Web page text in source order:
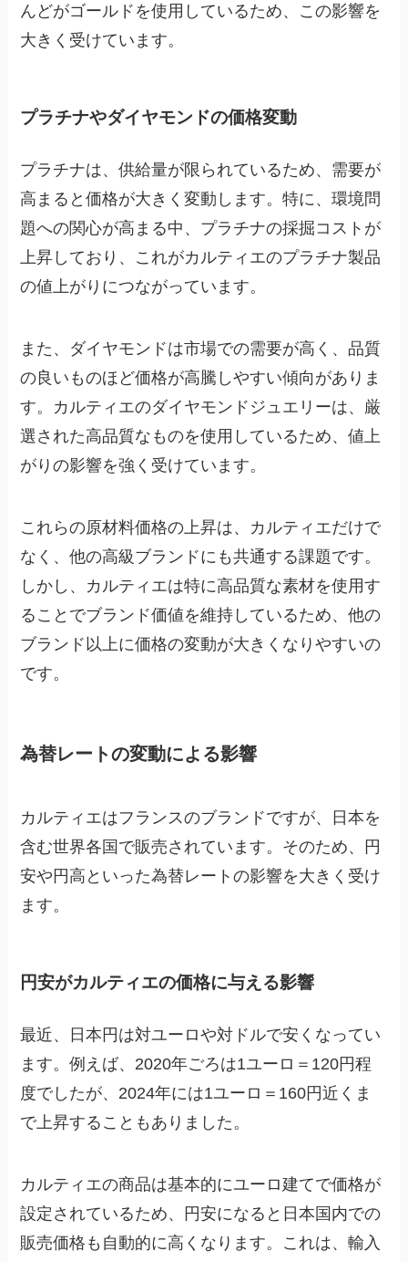
んどがゴールドを使用しているため、この影響を
大きく受けています。
プラチナやダイヤモンドの価格変動
プラチナは、供給量が限られているため、需要が
高まると価格が大きく変動します。特に、環境問
題への関心が高まる中、プラチナの採掘コストが
上昇しており、これがカルティエのプラチナ製品
の値上がりにつながっています。
また、ダイヤモンドは市場での需要が高く、品質
の良いものほど価格が高騰しやすい傾向がありま
す。カルティエのダイヤモンドジュエリーは、厳
選された高品質なものを使用しているため、値上
がりの影響を強く受けています。
これらの原材料価格の上昇は、カルティエだけで
なく、他の高級ブランドにも共通する課題です。
しかし、カルティエは特に高品質な素材を使用す
ることでブランド価値を維持しているため、他の
ブランド以上に価格の変動が大きくなりやすいの
です。
為替レートの変動による影響
カルティエはフランスのブランドですが、日本を
含む世界各国で販売されています。そのため、円
安や円高といった為替レートの影響を大きく受け
ます。
円安がカルティエの価格に与える影響
最近、日本円は対ユーロや対ドルで安くなってい
ます。例えば、2020年ごろは1ユーロ＝120円程
度でしたが、2024年には1ユーロ＝160円近くま
で上昇することもありました。
カルティエの商品は基本的にユーロ建てで価格が
設定されているため、円安になると日本国内での
販売価格も自動的に高くなります。これは、輸入